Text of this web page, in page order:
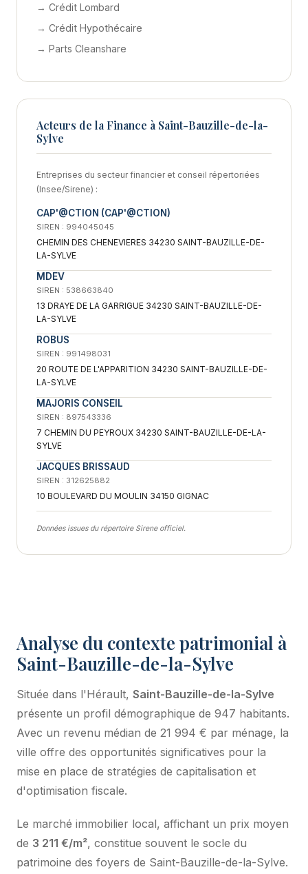
Analyse du contexte patrimonial à
Saint-Bauzille-de-la-Sylve
Située dans l'Hérault, Saint-Bauzille-de-la-Sylve
présente un profil démographique de 947 habitants.
Avec un revenu médian de 21 994 € par ménage, la
ville offre des opportunités significatives pour la
mise en place de stratégies de capitalisation et
d'optimisation fiscale.
Le marché immobilier local, affichant un prix moyen
de 3 211 €/m², constitue souvent le socle du
patrimoine des foyers de Saint-Bauzille-de-la-Sylve.
→ Crédit Lombard
→ Crédit Hypothécaire
→ Parts Cleanshare
Acteurs de la Finance à Saint-Bauzille-de-la-
Sylve
Entreprises du secteur financier et conseil répertoriées
(Insee/Sirene) :
CAP'@CTION (CAP'@CTION)
SIREN : 994045045
CHEMIN DES CHENEVIERES 34230 SAINT-BAUZILLE-DE-
LA-SYLVE
MDEV
SIREN : 538663840
13 DRAYE DE LA GARRIGUE 34230 SAINT-BAUZILLE-DE-
LA-SYLVE
ROBUS
SIREN : 991498031
20 ROUTE DE L'APPARITION 34230 SAINT-BAUZILLE-DE-
LA-SYLVE
MAJORIS CONSEIL
SIREN : 897543336
7 CHEMIN DU PEYROUX 34230 SAINT-BAUZILLE-DE-LA-
SYLVE
JACQUES BRISSAUD
SIREN : 312625882
10 BOULEVARD DU MOULIN 34150 GIGNAC
Données issues du répertoire Sirene officiel.